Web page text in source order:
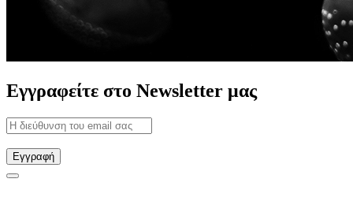
Εγγραφείτε στο Newsletter μας
Εγγραφή